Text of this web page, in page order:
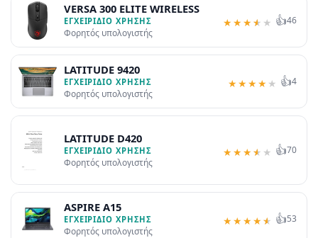
VERSA 300 ELITE WIRELESS
ΕΓΧΕΙΡΊΔΙΟ ΧΡΉΣΗΣ
Φορητός υπολογιστής
★★★★ ★ 👍46
LATITUDE 9420
ΕΓΧΕΙΡΊΔΙΟ ΧΡΉΣΗΣ
Φορητός υπολογιστής
★★★★ ★ 👍4
LATITUDE D420
ΕΓΧΕΙΡΊΔΙΟ ΧΡΉΣΗΣ
Φορητός υπολογιστής
★★★★ ★ 👍70
ASPIRE A15
ΕΓΧΕΙΡΊΔΙΟ ΧΡΉΣΗΣ
Φορητός υπολογιστής
★★★★★ 👍53